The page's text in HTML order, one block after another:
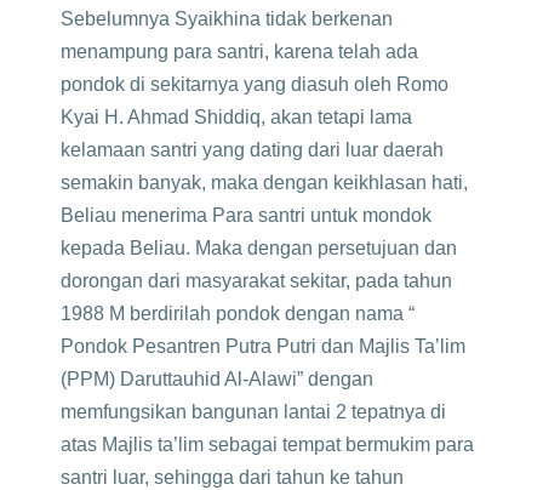
Sebelumnya Syaikhina tidak berkenan
menampung para santri, karena telah ada
pondok di sekitarnya yang diasuh oleh Romo
Kyai H. Ahmad Shiddiq, akan tetapi lama
kelamaan santri yang dating dari luar daerah
semakin banyak, maka dengan keikhlasan hati,
Beliau menerima Para santri untuk mondok
kepada Beliau. Maka dengan persetujuan dan
dorongan dari masyarakat sekitar, pada tahun
1988 M berdirilah pondok dengan nama “
Pondok Pesantren Putra Putri dan Majlis Ta’lim
(PPM) Daruttauhid Al-Alawi” dengan
memfungsikan bangunan lantai 2 tepatnya di
atas Majlis ta’lim sebagai tempat bermukim para
santri luar, sehingga dari tahun ke tahun